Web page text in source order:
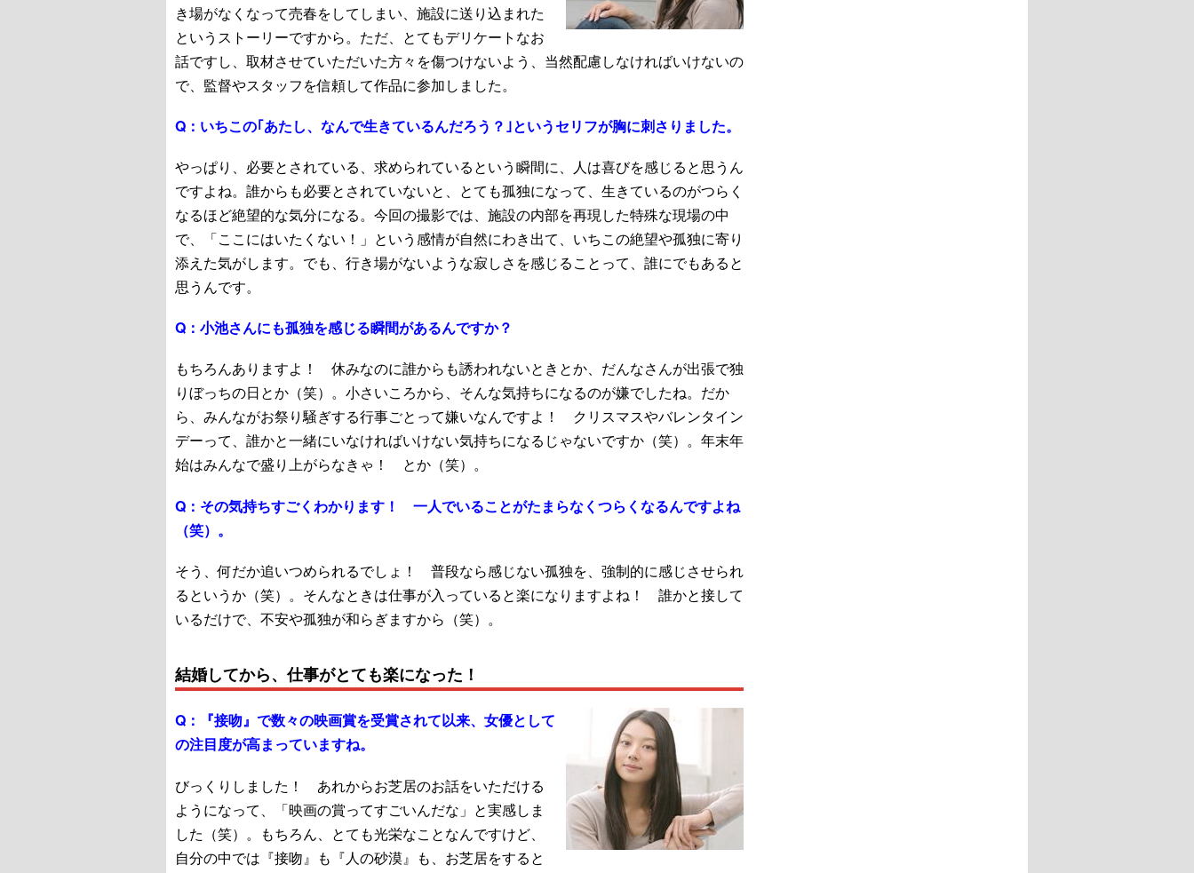
き場がなくなって売春をしてしまい、施設に送り込まれた
というストーリーですから。ただ、とてもデリケートなお
話ですし、取材させていただいた方々を傷つけないよう、当然配慮しなければいけないの
で、監督やスタッフを信頼して作品に参加しました。
Q： いちこの｢あたし、なんで生きているんだろう？｣というセリフが胸に刺さりました。
やっぱり、必要とされている、求められているという瞬間に、人は喜びを感じると思うん
ですよね。誰からも必要とされていないと、とても孤独になって、生きているのがつらく
なるほど絶望的な気分になる。今回の撮影では、施設の内部を再現した特殊な現場の中
で、「ここにはいたくない！」という感情が自然にわき出て、いちこの絶望や孤独に寄り
添えた気がします。でも、行き場がないような寂しさを感じることって、誰にでもあると
思うんです。
Q： 小池さんにも孤独を感じる瞬間があるんですか？
もちろんありますよ！ 休みなのに誰からも誘われないときとか、だんなさんが出張で独
りぼっちの日とか（笑）。小さいころから、そんな気持ちになるのが嫌でしたね。だか
ら、みんながお祭り騒ぎする行事ごとって嫌いなんですよ！ クリスマスやバレンタイン
デーって、誰かと一緒にいなければいけない気持ちになるじゃないですか（笑）。年末年
始はみんなで盛り上がらなきゃ！ とか（笑）。
Q： その気持ちすごくわかります！ 一人でいることがたまらなくつらくなるんですよね
（笑）。
そう、何だか追いつめられるでしょ！ 普段なら感じない孤独を、強制的に感じさせられ
るというか（笑）。そんなときは仕事が入っていると楽になりますよね！ 誰かと接して
いるだけで、不安や孤独が和らぎますから（笑）。
結婚してから、仕事がとても楽になった！
Q：
『接吻』で数々の映画賞を受賞されて以来、女優として
の注目度が高まっていますね。
びっくりしました！ あれからお芝居のお話をいただける
ようになって、「映画の賞ってすごいんだな」と実感しま
した（笑）。もちろん、とても光栄なことなんですけど、
自分の中では『接吻』も『人の砂漠』も、お芝居をすると